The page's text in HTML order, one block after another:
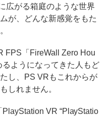
広がる箱庭のような世界
が、どんな新感覚をもた
FPS「FireWall Zero Hou
ようになってきた人もど
し、PS VRもこれからが
しれません。
VR “PlayStatio